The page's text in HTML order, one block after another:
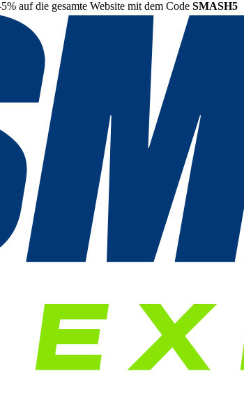
auf die gesamte Website mit dem Code SMASH5